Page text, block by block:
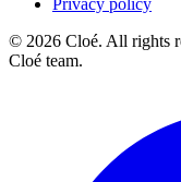
Privacy policy
© 2026 Cloé. All rights
Cloé team.